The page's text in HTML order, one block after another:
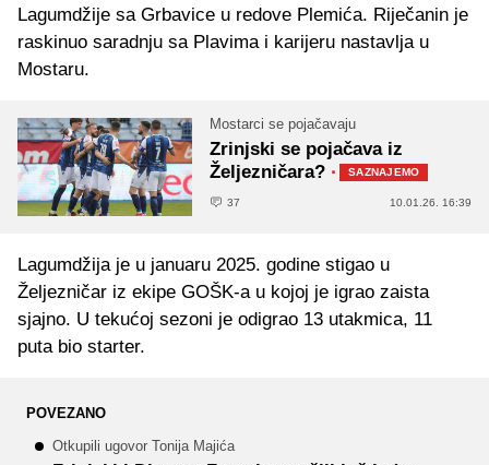
Lagumdžije sa Grbavice u redove Plemića. Riječanin je
raskinuo saradnju sa Plavima i karijeru nastavlja u
Mostaru.
Mostarci se pojačavaju
Zrinjski se pojačava iz
Željezničara? · SAZNAJEMO
37 10.01.26. 16:39
Lagumdžija je u januaru 2025. godine stigao u
Željezničar iz ekipe GOŠK-a u kojoj je igrao zaista
sjajno. U tekućoj sezoni je odigrao 13 utakmica, 11
puta bio starter.
POVEZANO
Otkupili ugovor Tonija Majića